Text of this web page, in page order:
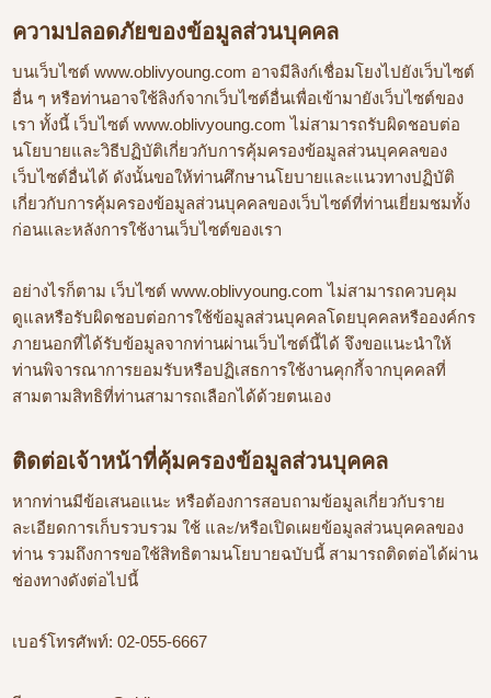
ความปลอดภัยของข้อมูลส่วนบุคคล
บนเว็บไซต์ www.oblivyoung.com อาจมีลิงก์เชื่อมโยงไปยังเว็บไซต์
อื่น ๆ หรือท่านอาจใช้ลิงก์จากเว็บไซต์อื่นเพื่อเข้ามายังเว็บไซต์ของ
เรา ทั้งนี้ เว็บไซต์ www.oblivyoung.com ไม่สามารถรับผิดชอบต่อ
นโยบายและวิธีปฏิบัติเกี่ยวกับการคุ้มครองข้อมูลส่วนบุคคลของ
เว็บไซต์อื่นได้ ดังนั้นขอให้ท่านศึกษานโยบายและแนวทางปฏิบัติ
เกี่ยวกับการคุ้มครองข้อมูลส่วนบุคคลของเว็บไซต์ที่ท่านเยี่ยมชมทั้ง
ก่อนและหลังการใช้งานเว็บไซต์ของเรา
อย่างไรก็ตาม เว็บไซต์ www.oblivyoung.com ไม่สามารถควบคุม
ดูแลหรือรับผิดชอบต่อการใช้ข้อมูลส่วนบุคคลโดยบุคคลหรือองค์กร
ภายนอกที่ได้รับข้อมูลจากท่านผ่านเว็บไซต์นี้ได้ จึงขอแนะนำให้
ท่านพิจารณาการยอมรับหรือปฏิเสธการใช้งานคุกกี้จากบุคคลที่
สามตามสิทธิที่ท่านสามารถเลือกได้ด้วยตนเอง
ติดต่อเจ้าหน้าที่คุ้มครองข้อมูลส่วนบุคคล
หากท่านมีข้อเสนอแนะ หรือต้องการสอบถามข้อมูลเกี่ยวกับราย
ละเอียดการเก็บรวบรวม ใช้ และ/หรือเปิดเผยข้อมูลส่วนบุคคลของ
ท่าน รวมถึงการขอใช้สิทธิตามนโยบายฉบับนี้ สามารถติดต่อได้ผ่าน
ช่องทางดังต่อไปนี้
เบอร์โทรศัพท์: 02-055-6667